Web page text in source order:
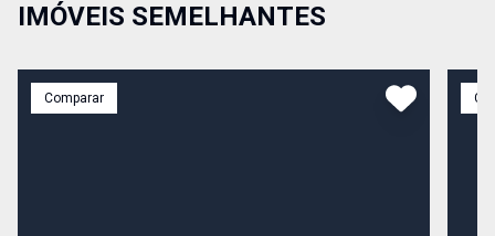
IMÓVEIS SEMELHANTES
Comparar